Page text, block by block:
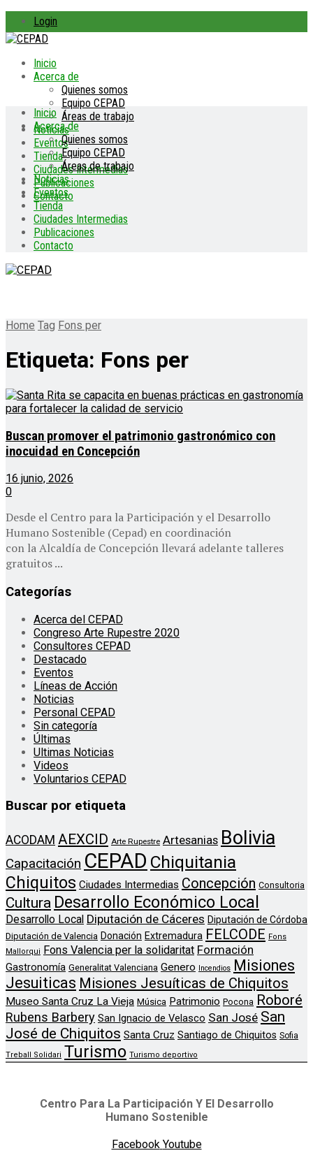
Login
Inicio
Acerca de
Quienes somos
Equipo CEPAD
Áreas de trabajo
Noticias
Eventos
Tienda
Ciudades Intermedias
Publicaciones
Contacto
Inicio
Acerca de
Quienes somos
Equipo CEPAD
Áreas de trabajo
Noticias
Eventos
Tienda
Ciudades Intermedias
Publicaciones
Contacto
Home Tag Fons per
Etiqueta: Fons per
Buscan promover el patrimonio gastronómico con
inocuidad en Concepción
16 junio, 2026
0
Desde el Centro para la Participación y el Desarrollo
Humano Sostenible (Cepad) en coordinación
con la Alcaldía de Concepción llevará adelante talleres
gratuitos ...
Categorías
Acerca del CEPAD
Congreso Arte Rupestre 2020
Consultores CEPAD
Destacado
Eventos
Líneas de Acción
Noticias
Personal CEPAD
Sin categoría
Últimas
Ultimas Noticias
Videos
Voluntarios CEPAD
Buscar por etiqueta
ACODAM AEXCID Arte Rupestre Artesanias Bolivia
Capacitación CEPAD Chiquitania
Chiquitos Ciudades Intermedias Concepción Consultoria
Cultura Desarrollo Económico Local
Desarrollo Local Diputación de Cáceres Diputación de Córdoba
Diputación de Valencia Donación Extremadura FELCODE Fons
Mallorqui
Fons Valencia per la solidaritat Formación
Gastronomía Generalitat Valenciana Genero Incendios Misiones
Jesuiticas Misiones Jesuíticas de Chiquitos
Museo Santa Cruz La Vieja Música Patrimonio Pocona Roboré
Rubens Barbery San Ignacio de Velasco San José San
José de Chiquitos Santa Cruz Santiago de Chiquitos Sofia
Treball Solidari Turismo Turismo deportivo
Centro Para La Participación Y El Desarrollo
Humano Sostenible
Facebook Youtube